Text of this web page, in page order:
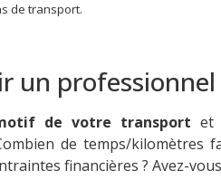
de transport.
un professionnel
de votre transport et
de temps/kilomètres
financières ? Avez-